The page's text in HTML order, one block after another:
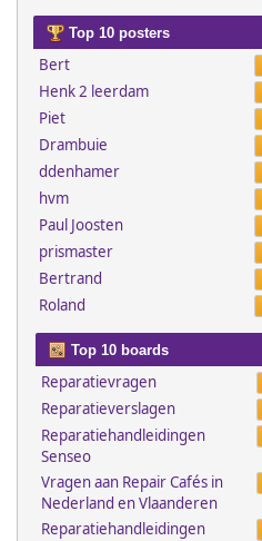
Top 10 posters
Bert
Henk 2 leerdam
Piet
Drambuie
ddenhamer
hvm
Paul Joosten
prismaster
Bertrand
Roland
Top 10 boards
Reparatievragen
Reparatieverslagen
Reparatiehandleidingen
Senseo
Vragen aan Repair Cafés in
Nederland en Vlaanderen
Reparatiehandleidingen